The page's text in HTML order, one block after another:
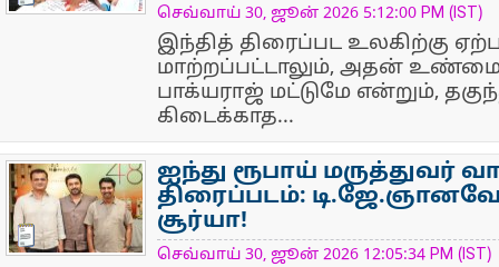
செவ்வாய் 30, ஜூன் 2026 5:12:00 PM (IST)
இந்தித் திரைப்பட உலகிற்கு
மாற்றப்பட்டாலும், அதன்
பாக்யராஜ் மட்டுமே என்றும்,
கிடைக்காத...
NewsIcon
ஐந்து ரூபாய் மருத்துவர்
திரைப்படம்:
சூர்யா!
செவ்வாய் 30, ஜூன் 2026 12:05:34 PM (IST)